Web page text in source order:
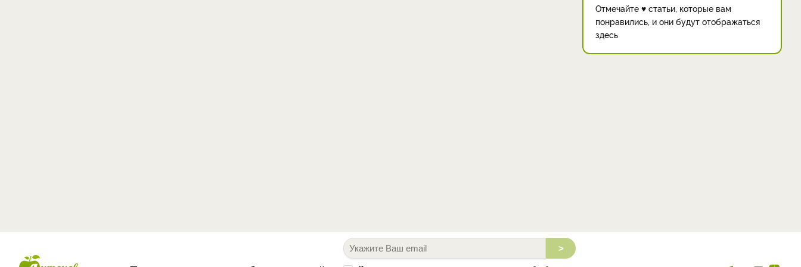
Отмечайте ♥ статьи, которые вам
понравились, и они будут отображаться
здесь
>